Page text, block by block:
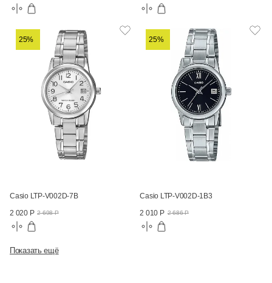
25%
Casio LTP-V002D-7B
2 020 Р 2 698 Р
25%
Casio LTP-V002D-1B3
2 010 Р 2 686 Р
Показать ещё